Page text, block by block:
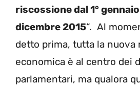
riscossione dal 1°
dicembre 2015“. Al
detto prima, tutta la nuova
economica è al centro dei
parlamentari, ma qualora